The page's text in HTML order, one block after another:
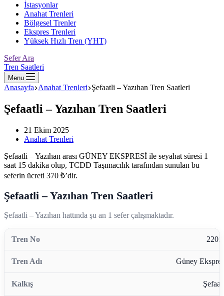
İstasyonlar
Anahat Trenleri
Bölgesel Trenler
Ekspres Trenleri
Yüksek Hızlı Tren (YHT)
Sefer Ara
Tren Saatleri
Menu
Anasayfa Anahat Trenleri Şefaatli – Yazıhan Tren Saatleri
Şefaatli – Yazıhan Tren Saatleri
21 Ekim 2025
Anahat Trenleri
Şefaatli – Yazıhan arası GÜNEY EKSPRESİ ile seyahat süresi 1
saat 15 dakika olup, TCDD Taşımacılık tarafından sunulan bu
seferin ücreti 370 ₺’dir.
Şefaatli – Yazıhan Tren Saatleri
Şefaatli – Yazıhan hattında şu an 1 sefer çalışmaktadır.
Güney